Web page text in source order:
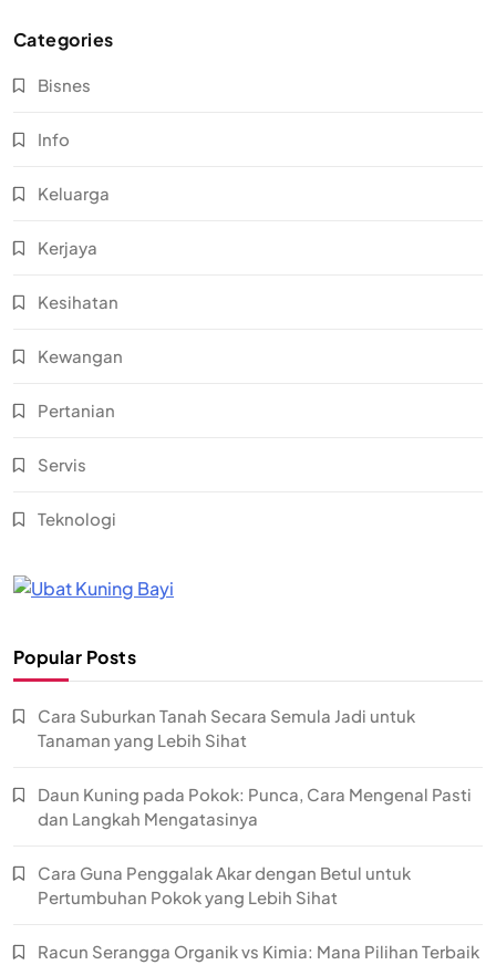
Categories
Bisnes
Info
Keluarga
Kerjaya
Kesihatan
Kewangan
Pertanian
Servis
Teknologi
Popular Posts
Cara Suburkan Tanah Secara Semula Jadi untuk
Tanaman yang Lebih Sihat
Daun Kuning pada Pokok: Punca, Cara Mengenal Pasti
dan Langkah Mengatasinya
Cara Guna Penggalak Akar dengan Betul untuk
Pertumbuhan Pokok yang Lebih Sihat
Racun Serangga Organik vs Kimia: Mana Pilihan Terbaik